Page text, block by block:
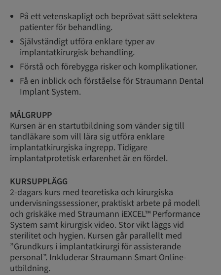
På ett vetenskapligt och beprövat sätt selektera
patienter för behandling.
Självständigt utföra enklare typer av
implantatkirurgisk behandling.
Förstå och förebygga risker och komplikationer.
Få en inblick och förståelse för Straumann Dental
Implant System.
MÅLGRUPP
Kursen är en startutbildning som vänder sig till
tandläkare som vill lära sig utföra enklare
implantatkirurgiska ingrepp. Tidigare
implantatprotetisk erfarenhet är en fördel.
KURSUPPLÄGG
2-dagars kurs med teoretiska och kirurgiska
undervisningssessioner, praktiskt arbete på modell
och griskäke med Straumann iEXCEL™ Performance
System samt kirurgisk video. Stor vikt läggs vid
sterilitet och hygien. Kursen går parallellt med
”Grundkurs i implantatkirurgi för assisterande
personal”. Inkluderar Straumann Smart Online-
utbildning.